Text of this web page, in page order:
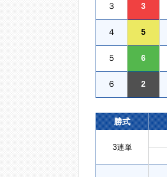
３ 3
４ 5
５ 6
６ 2
勝式
3連単